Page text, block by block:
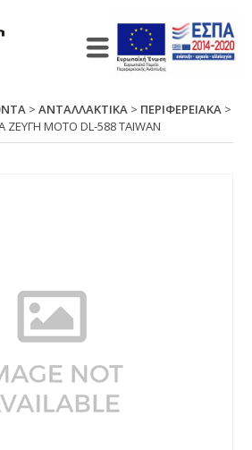
>ΑΝΤΑΛΛΑΚΤΙΚΑ > ΠΕΡΙΦΕΡΕΙΑΚΑ >
ΖΕΥΓΗ ΜΟΤΟ DL-588 ΤΑΙWΑΝ